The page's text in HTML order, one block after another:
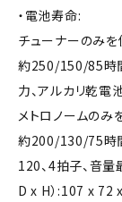
・電池寿命:
チューナーのみ
約250/150/85時間
力、アルカリ乾電
メトロノームのみ
約200/130/75時間
120、4拍子、音量
D x H）:107 x 72